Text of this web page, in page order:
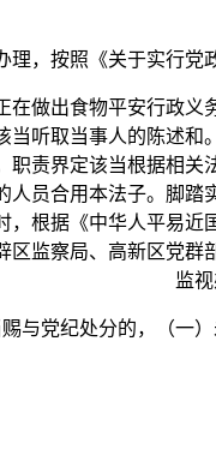
按照《关于实行党政
出食物平安行政义
当听取当事人的陈述
职责界定该当根据相
人员合用本法子。脚
，根据《中华人平易
区监察局、高新区党
监
党纪处分的，（一）